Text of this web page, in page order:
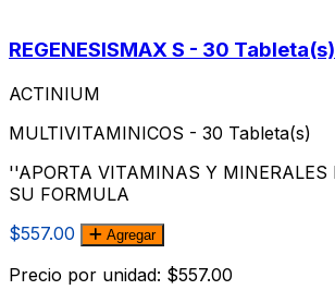
REGENESISMAX S - 30 Tableta(s)
ACTINIUM
MULTIVITAMINICOS - 30 Tableta(s)
''APORTA VITAMINAS Y MINERALES
SU FORMULA
$557.00
Agregar
Precio por unidad: $557.00